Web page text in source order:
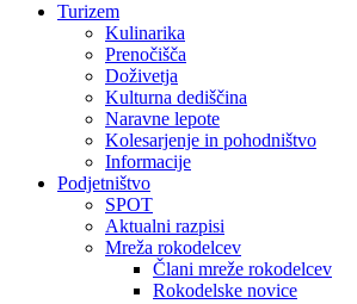
Turizem
Kulinarika
Prenočišča
Doživetja
Kulturna dediščina
Naravne lepote
Kolesarjenje in pohodništvo
Informacije
Podjetništvo
SPOT
Aktualni razpisi
Mreža rokodelcev
Člani mreže rokodelcev
Rokodelske novice